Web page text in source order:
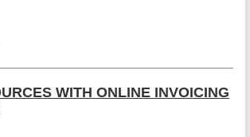
WITH ONLINE INVOICING